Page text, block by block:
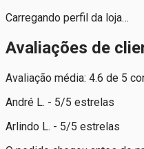
Carregando perfil da loja…
Avaliações de
Avaliação média: 4.6 de 5
André L. - 5/5 estrelas
Arlindo L. - 5/5 estrelas